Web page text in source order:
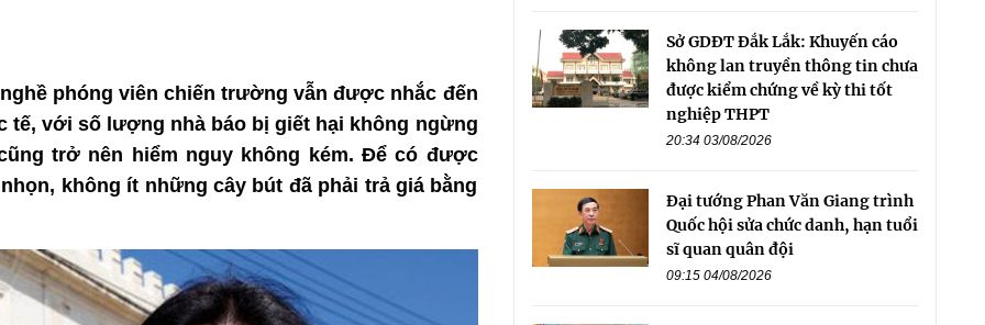
phóng viên chiến trường vẫn được nhắc đến
tế, với số lượng nhà báo bị giết hại không ngừng
trở nên hiểm nguy không kém. Để có được
không ít những cây bút đã phải trả giá bằng
Sở GDĐT Đắk Lắk: Khuyến cáo
không lan truyền thông tin chưa
được kiểm chứng về kỳ thi tốt
nghiệp THPT
20:34 03/08/2026
Đại tướng Phan Văn Giang trình
Quốc hội sửa chức danh, hạn tuổi
sĩ quan quân đội
09:15 04/08/2026